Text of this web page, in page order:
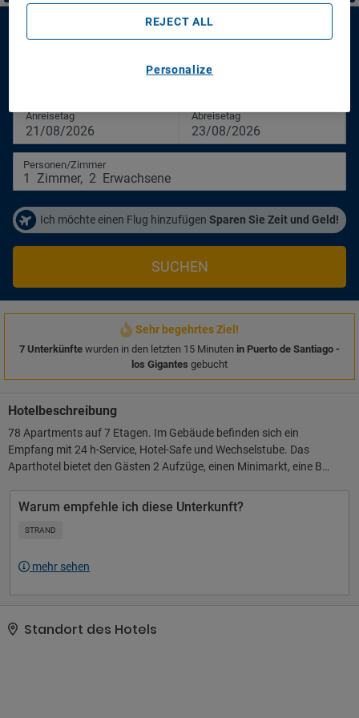
Aparthotel Dragos Del Sur
Anreisetag
21/08/2026
Abreisetag
23/08/2026
Personen/Zimmer
1 Zimmer, 2 Erwachsene
Ich möchte einen Flug hinzufügen Sparen Sie Zeit und Geld!
SUCHEN
Sehr begehrtes Ziel!
7 Unterkünfte wurden in den letzten 15 Minuten in Puerto de Santiago -
los Gigantes gebucht
Hotelbeschreibung
78 Apartments auf 7 Etagen. Im Gebäude befinden sich ein
Empfang mit 24 h-Service, Hotel-Safe und Wechselstube. Das
Aparthotel bietet den Gästen 2 Aufzüge, einen Minimarkt, eine Bar,
klimatisiertes à la carte Restaurant mit Hochstühlen für Kinder.
Warum empfehle ich diese Unterkunft?
STRAND
mehr sehen
Standort des Hotels
Personalize
REJECT ALL